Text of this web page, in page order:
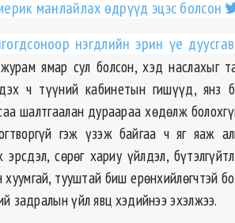
манлайлах өдрүүд эцэс болсон
нэгдлийн эрин үе
ямар сул болсон, хэд наслахыг
ч түүний кабинетын гишүүд, янз
шалтгаалан дураараа хөдөлж
гэж үзэж байгаа ч яг яаж
эрсдэл, сөрөг хариу үйлдэл,
тууштай биш ерөнхийлөгчтэй
задралын үйл явц хэдийнээ эхэлжээ.